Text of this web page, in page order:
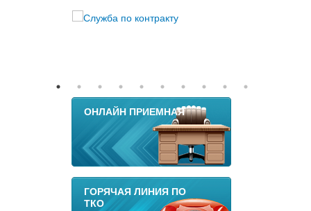
ОНЛАЙН ПРИЕМНАЯ
ГОРЯЧАЯ ЛИНИЯ ПО
ТКО